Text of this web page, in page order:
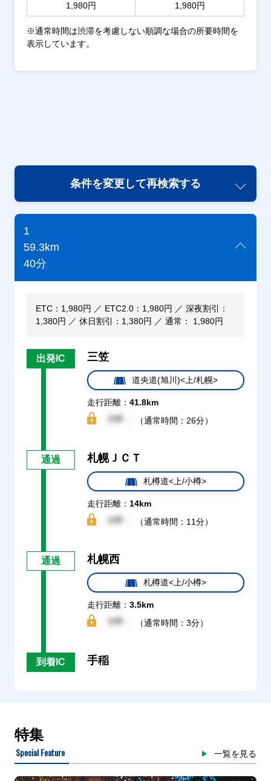
1,980円 1,980円
※通常時間は渋滞を考慮しない順調な場合の所要時間を
表示しています。
条件を変更して再検索する
1
59.3km
40分
ETC：1,980円 ／ ETC2.0：1,980円 ／ 深夜割引：
1,380円 ／ 休日割引：1,380円 ／ 通常： 1,980円
出発IC 三笠
道央道(旭川)<上/札幌>
走行距離： 41.8km
（通常時間：26分）
通過 札幌ＪＣＴ
札樽道<上/小樽>
走行距離： 14km
（通常時間：11分）
通過 札幌西
札樽道<上/小樽>
走行距離： 3.5km
（通常時間：3分）
到着IC 手稲
特集
Special Feature 一覧を見る